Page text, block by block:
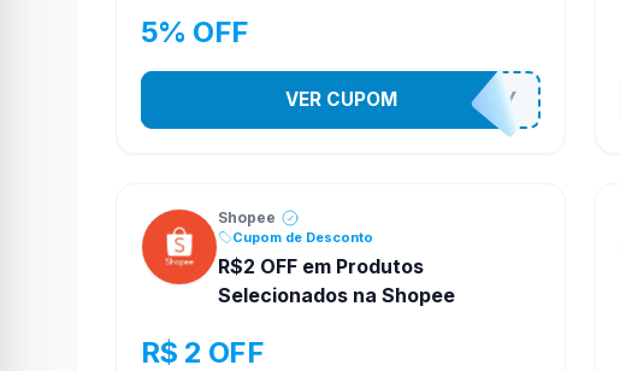
5% OFF
YESO274Y
VER CUPOM
Shopee
Cupom de Desconto
R$2 OFF em Produtos
Selecionados na Shopee
R$ 2 OFF